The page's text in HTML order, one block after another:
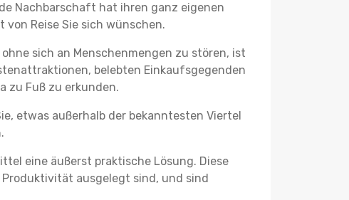
Nachbarschaft hat ihren ganz eigenen
von Reise Sie sich wünschen.
sich an Menschenmengen zu stören, ist
belebten Einkaufsgegenden
zu Fuß zu erkunden.
etwas außerhalb der bekanntesten Viertel
eine äußerst praktische Lösung. Diese
ausgelegt sind, und sind